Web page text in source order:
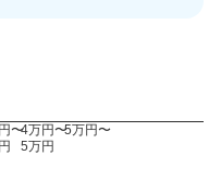
〜4万円〜
5万円
5万円〜